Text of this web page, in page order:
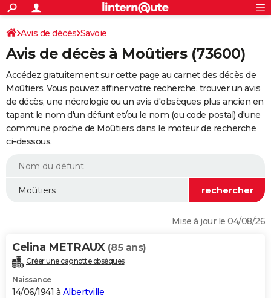
ACTUALITÉS
Politique
Société
Faits Divers
Education
Monde
Villes
+
SPORT
Coupe du monde 2026
Football
Tennis
Cyclisme
Rugby
Forum
Programme TV
TNTStreaming
Cinéma
Sorties cinéma
Musique
+
FINANCE
Retraite
Epargne
Immobilier
Risques naturels par ville
Assurance
AUTO
Essais
Réserver un essai
Citadines
Berlines
SUV
Forum auto
+HIGH-TECH
BRICOLAGE
WEEK-END
Alimentation
Guide de la santé
Maladies
Médicaments
Sommeil
VOYAGE
Destinations
City break
Voyage nature
Voyage de noces
Forum
Climat
+PHOTO
Avis de décès Savoie
Avis de décès à Moûtiers (73600)
Accédez gratuitement sur cette page au carnet des décès de
Moûtiers. Vous pouvez affiner votre recherche, trouver un avis
de décès, une nécrologie ou un avis d'obsèques plus ancien en
tapant le nom d'un défunt et/ou le nom (ou code postal) d'une
commune proche de Moûtiers dans le moteur de recherche
ci-dessous.
Mise à jour le 04/08/26
Celina METRAUX (85 ans)
Créer une cagnotte obsèques
Naissance
14/06/1941 à Albertville